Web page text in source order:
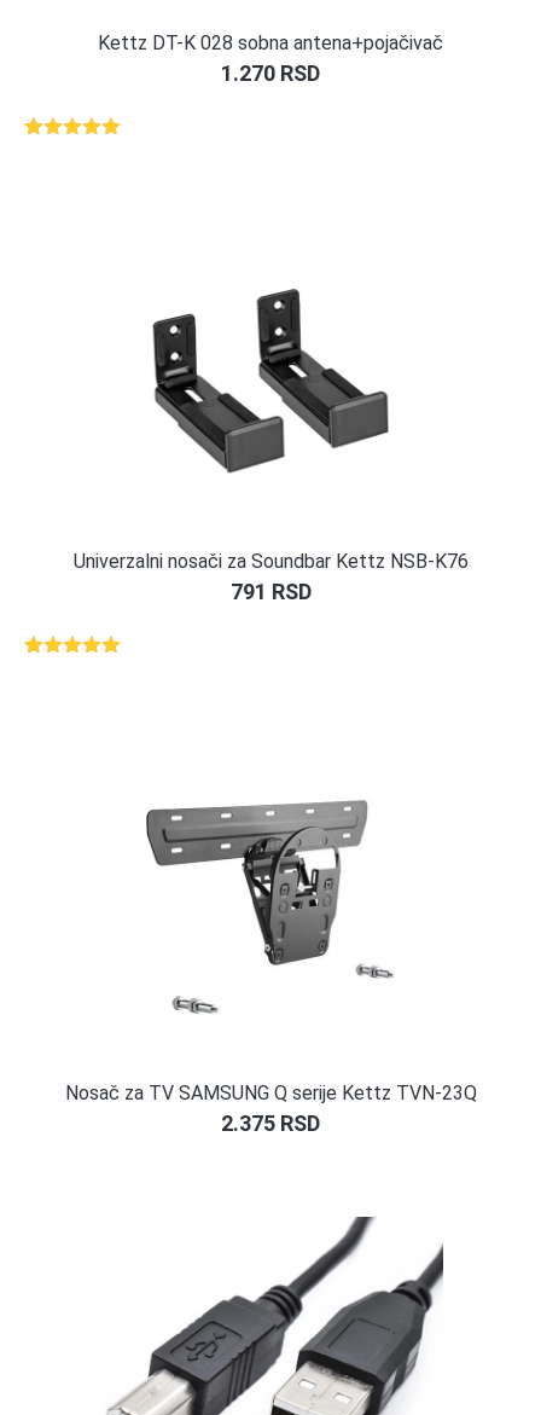
Kettz DT-K 028 sobna antena+pojačivač
1.270 RSD
Univerzalni nosači za Soundbar Kettz NSB-K76
791 RSD
Nosač za TV SAMSUNG Q serije Kettz TVN-23Q
2.375 RSD